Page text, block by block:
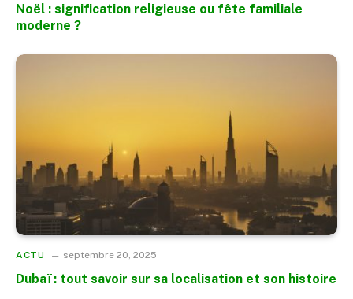
Noël : signification religieuse ou fête familiale
moderne ?
ACTU septembre 20, 2025
Dubaï : tout savoir sur sa localisation et son histoire